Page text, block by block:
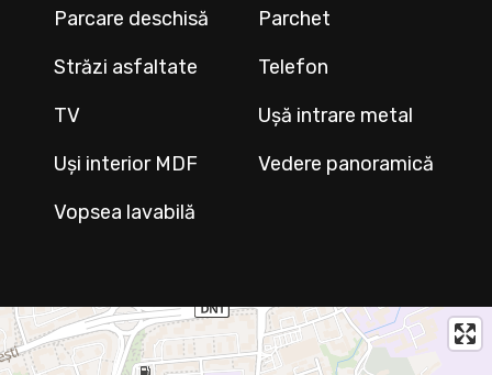
Parcare deschisă
Parchet
Străzi asfaltate
Telefon
TV
Ușă intrare metal
Uși interior MDF
Vedere panoramică
Vopsea lavabilă